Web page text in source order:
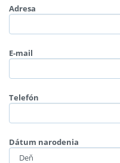
Adresa
E-mail
Telefón
Dátum narodenia